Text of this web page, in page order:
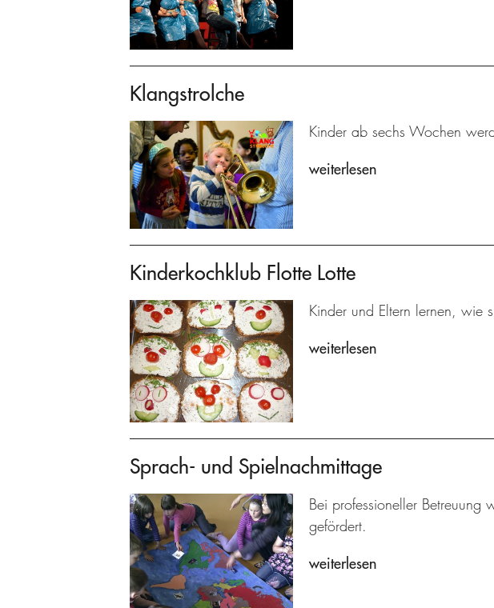
Klangstrolche
Kinder ab sechs Wochen
weiterlesen
Kinderkochklub Flotte Lotte
Kinder und Eltern lernen, wie
weiterlesen
Sprach- und Spielnachmittage
Bei professioneller
gefördert.
weiterlesen